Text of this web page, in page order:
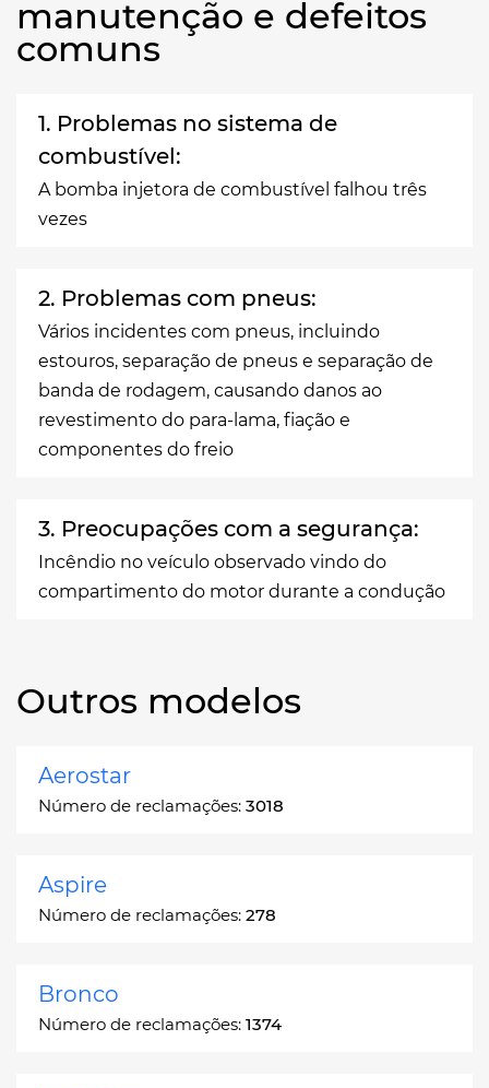
manutenção e defeitos
comuns
1. Problemas no sistema de
combustível:
A bomba injetora de combustível falhou três
vezes
2. Problemas com pneus:
Vários incidentes com pneus, incluindo
estouros, separação de pneus e separação de
banda de rodagem, causando danos ao
revestimento do para-lama, fiação e
componentes do freio
3. Preocupações com a segurança:
Incêndio no veículo observado vindo do
compartimento do motor durante a condução
Outros modelos
Aerostar
Número de reclamações: 3018
Aspire
Número de reclamações: 278
Bronco
Número de reclamações: 1374